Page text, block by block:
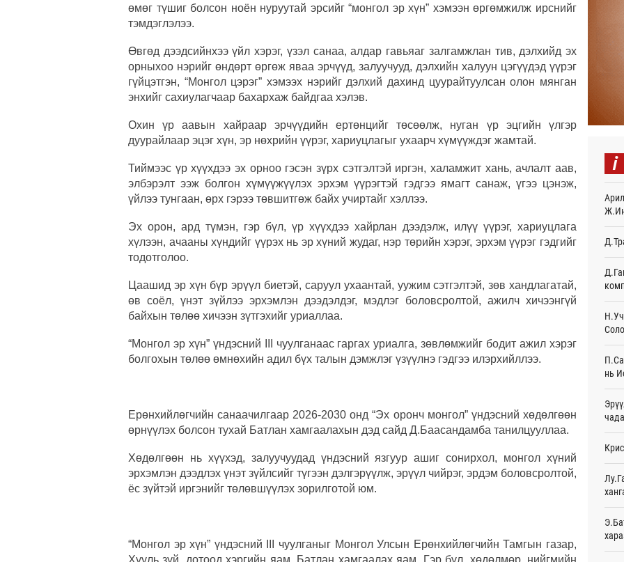
өмөг түшиг болсон ноён нуруутай эрсийг “монгол эр хүн” хэмээн өргөмжилж ирснийг
тэмдэглэлээ.
Өвгөд дээдсийнхээ үйл хэрэг, үзэл санаа, алдар гавьяаг залгамжлан тив, дэлхийд эх
орныхоо нэрийг өндөрт өргөж яваа эрчүүд, залуучууд, дэлхийн халуун цэгүүдэд үүрэг
гүйцэтгэн, “Монгол цэрэг” хэмээх нэрийг дэлхий дахинд цуурайтуулсан олон мянган
энхийг сахиулагчаар бахархаж байдгаа хэлэв.
Охин үр аавын хайраар эрчүүдийн ертөнцийг төсөөлж, нуган үр эцгийн үлгэр
дуурайлаар эцэг хүн, эр нөхрийн үүрэг, хариуцлагыг ухаарч хүмүүждэг жамтай.
Тиймээс үр хүүхдээ эх орноо гэсэн зүрх сэтгэлтэй иргэн, халамжит хань, ачлалт аав,
элбэрэлт ээж болгон хүмүүжүүлэх эрхэм үүрэгтэй гэдгээ ямагт санаж, үгээ цэнэж,
үйлээ тунгаан, өрх гэрээ төвшитгөж байх учиртайг хэллээ.
Эх орон, ард түмэн, гэр бүл, үр хүүхдээ хайрлан дээдэлж, илүү үүрэг, хариуцлага
хүлээн, ачааны хүндийг үүрэх нь эр хүний жудаг, нэр төрийн хэрэг, эрхэм үүрэг гэдгийг
тодотголоо.
Цаашид эр хүн бүр эрүүл биетэй, саруул ухаантай, уужим сэтгэлтэй, зөв хандлагатай,
өв соёл, үнэт зүйлээ эрхэмлэн дээдэлдэг, мэдлэг боловсролтой, ажилч хичээнгүй
байхын төлөө хичээн зүтгэхийг уриаллаа.
“Монгол эр хүн” үндэсний III чуулганаас гаргах уриалга, зөвлөмжийг бодит ажил хэрэг
болгохын төлөө өмнөхийн адил бүх талын дэмжлэг үзүүлнэ гэдгээ илэрхийллээ.
Ерөнхийлөгчийн санаачилгаар 2026-2030 онд “Эх оронч монгол” үндэсний хөдөлгөөн
өрнүүлэх болсон тухай Батлан хамгаалахын дэд сайд Д.Баасандамба танилцууллаа.
Хөдөлгөөн нь хүүхэд, залуучуудад үндэсний язгуур ашиг сонирхол, монгол хүний
эрхэмлэн дээдлэх үнэт зүйлсийг түгээн дэлгэрүүлж, эрүүл чийрэг, эрдэм боловсролтой,
ёс зүйтэй иргэнийг төлөвшүүлэх зорилготой юм.
“Монгол эр хүн” үндэсний III чуулганыг Монгол Улсын Ерөнхийлөгчийн Тамгын газар,
Энэ
i
нь